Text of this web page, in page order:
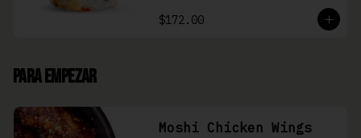
$172.00
Para Empezar
Moshi Chicken Wings